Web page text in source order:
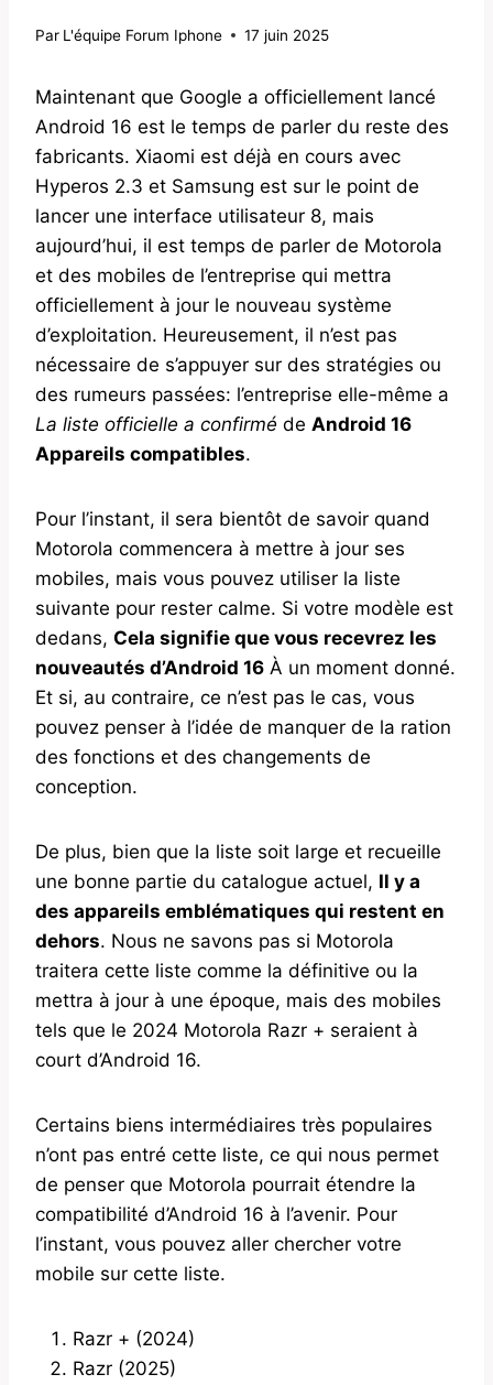
Par L'équipe Forum Iphone 17 juin 2025
Maintenant que Google a officiellement lancé
Android 16 est le temps de parler du reste des
fabricants. Xiaomi est déjà en cours avec
Hyperos 2.3 et Samsung est sur le point de
lancer une interface utilisateur 8, mais
aujourd’hui, il est temps de parler de Motorola
et des mobiles de l’entreprise qui mettra
officiellement à jour le nouveau système
d’exploitation. Heureusement, il n’est pas
nécessaire de s’appuyer sur des stratégies ou
des rumeurs passées: l’entreprise elle-même a
La liste officielle a confirmé de Android 16
Appareils compatibles.
Pour l’instant, il sera bientôt de savoir quand
Motorola commencera à mettre à jour ses
mobiles, mais vous pouvez utiliser la liste
suivante pour rester calme. Si votre modèle est
dedans, Cela signifie que vous recevrez les
nouveautés d’Android 16 À un moment donné.
Et si, au contraire, ce n’est pas le cas, vous
pouvez penser à l’idée de manquer de la ration
des fonctions et des changements de
conception.
De plus, bien que la liste soit large et recueille
une bonne partie du catalogue actuel, Il y a
des appareils emblématiques qui restent en
dehors. Nous ne savons pas si Motorola
traitera cette liste comme la définitive ou la
mettra à jour à une époque, mais des mobiles
tels que le 2024 Motorola Razr + seraient à
court d’Android 16.
Certains biens intermédiaires très populaires
n’ont pas entré cette liste, ce qui nous permet
de penser que Motorola pourrait étendre la
compatibilité d’Android 16 à l’avenir. Pour
l’instant, vous pouvez aller chercher votre
mobile sur cette liste.
Razr + (2024)
Razr (2025)